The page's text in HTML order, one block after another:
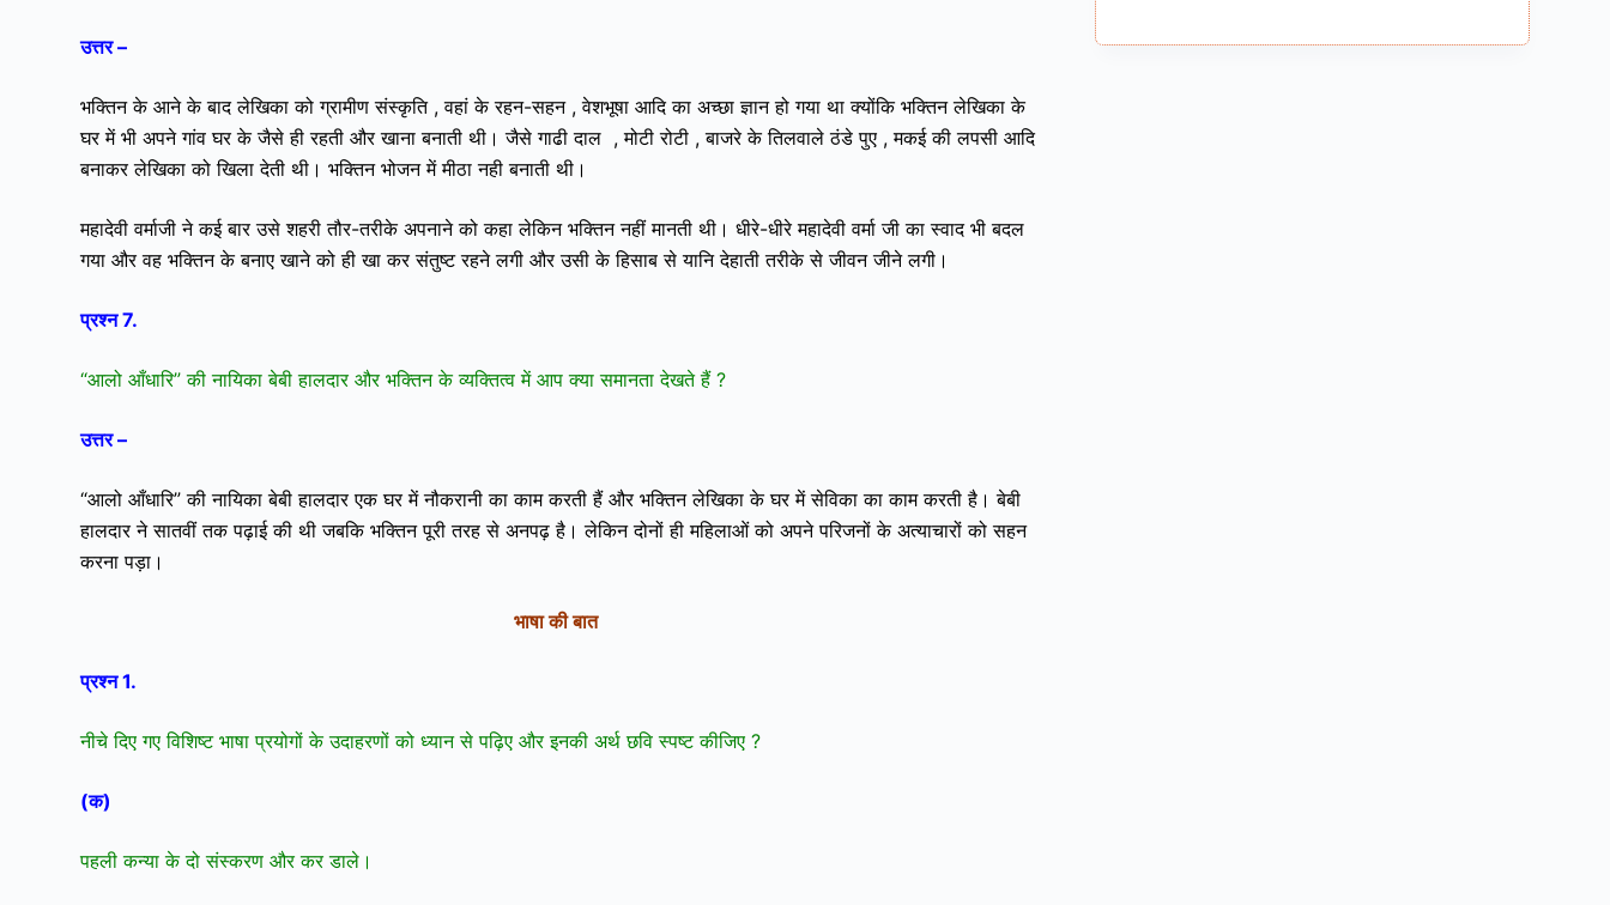
उत्तर –
भक्तिन के आने के बाद लेखिका को ग्रामीण संस्कृति , वहां के रहन-सहन , वेशभूषा आदि का अच्छा ज्ञान हो गया था क्योंकि भक्तिन लेखिका के
घर में भी अपने गांव घर के जैसे ही रहती और खाना बनाती थी। जैसे गाढी दाल , मोटी रोटी , बाजरे के तिलवाले ठंडे पुए , मकई की लपसी आदि
बनाकर लेखिका को खिला देती थी। भक्तिन भोजन में मीठा नही बनाती थी।
महादेवी वर्माजी ने कई बार उसे शहरी तौर-तरीके अपनाने को कहा लेकिन भक्तिन नहीं मानती थी। धीरे-धीरे महादेवी वर्मा जी का स्वाद भी बदल
गया और वह भक्तिन के बनाए खाने को ही खा कर संतुष्ट रहने लगी और उसी के हिसाब से यानि देहाती तरीके से जीवन जीने लगी।
प्रश्न 7.
“आलो आँधारि” की नायिका बेबी हालदार और भक्तिन के व्यक्तित्व में आप क्या समानता देखते हैं ?
उत्तर –
“आलो आँधारि” की नायिका बेबी हालदार एक घर में नौकरानी का काम करती हैं और भक्तिन लेखिका के घर में सेविका का काम करती है। बेबी
हालदार ने सातवीं तक पढ़ाई की थी जबकि भक्तिन पूरी तरह से अनपढ़ है। लेकिन दोनों ही महिलाओं को अपने परिजनों के अत्याचारों को सहन
करना पड़ा।
भाषा की बात
प्रश्न 1.
नीचे दिए गए विशिष्ट भाषा प्रयोगों के उदाहरणों को ध्यान से पढ़िए और इनकी अर्थ छवि स्पष्ट कीजिए ?
(क)
पहली कन्या के दो संस्करण और कर डाले।